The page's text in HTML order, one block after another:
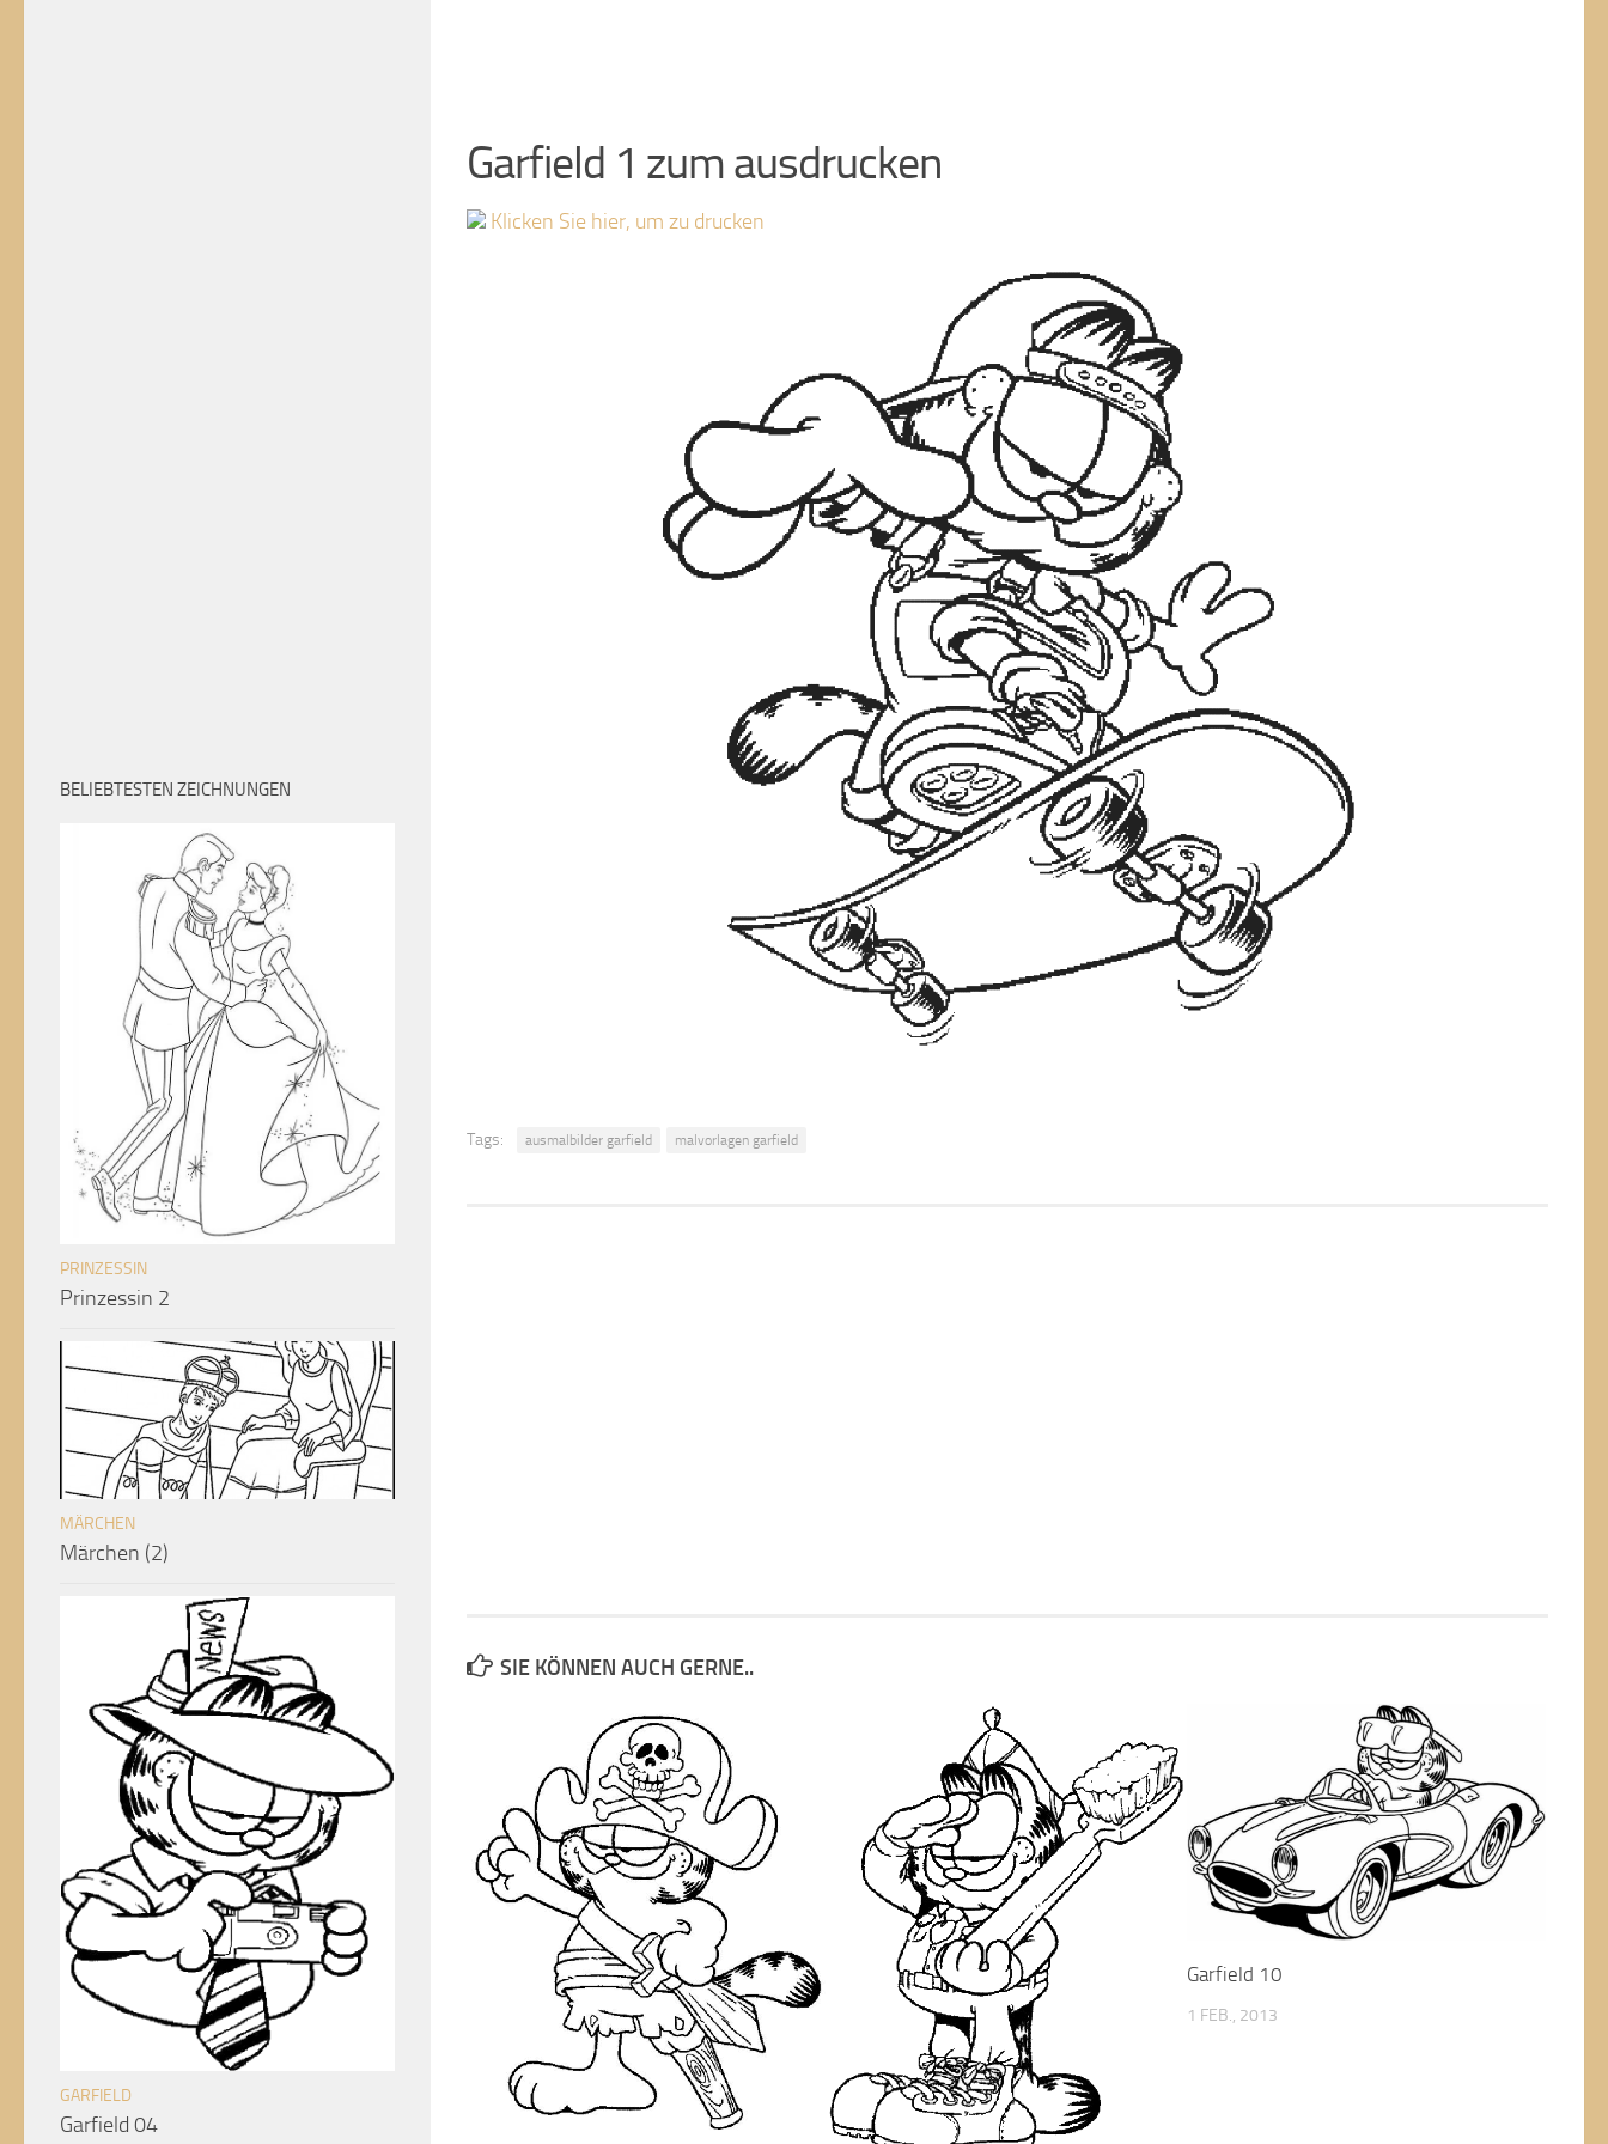
Garfield 1 zum ausdrucken
Klicken Sie hier, um zu drucken
Tags: ausmalbilder garfield malvorlagen garfield
SIE KÖNNEN AUCH GERNE..
Garfield 10
1 FEB., 2013
BELIEBTESTEN ZEICHNUNGEN
PRINZESSIN
Prinzessin 2
MÄRCHEN
Märchen (2)
GARFIELD
Garfield 04